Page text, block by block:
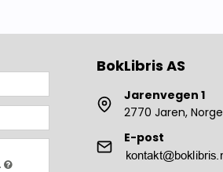
BokLibris AS
Jarenvegen 1
2770 Jaren, Norge
E-post